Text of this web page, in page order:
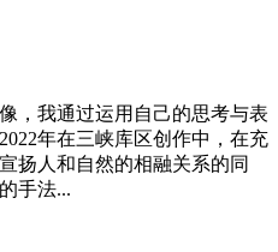
，我通过运用自己的思考与表
年在三峡库区创作中，在充
扬人和自然的相融关系的同
手法...